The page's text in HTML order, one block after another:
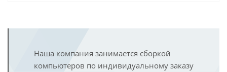
Наша компания занимается сборкой
компьютеров по индивидуальному заказу